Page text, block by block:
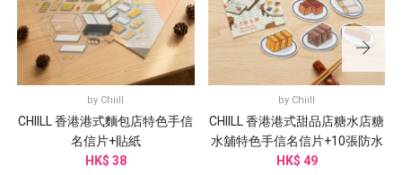
by Chiill
CHIILL 香港港式麵包店特色手信
名信片+貼紙
HK$ 38
by Chiill
CHIILL 香港港式甜品店糖水店糖
水舖特色手信名信片+10張防水
貼紙
HK$ 49